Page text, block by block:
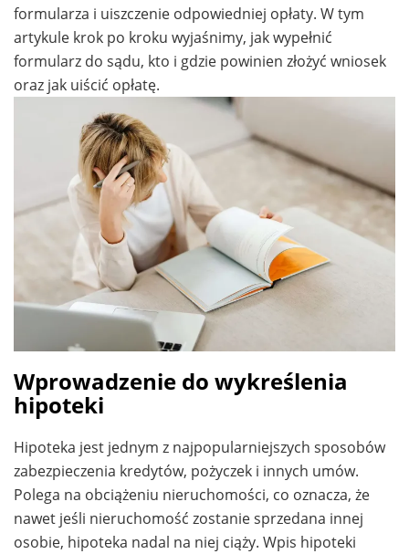
formularza i uiszczenie odpowiedniej opłaty. W tym
artykule krok po kroku wyjaśnimy, jak wypełnić
formularz do sądu, kto i gdzie powinien złożyć wniosek
oraz jak uiścić opłatę.
Wprowadzenie do wykreślenia
hipoteki
Hipoteka jest jednym z najpopularniejszych sposobów
zabezpieczenia kredytów, pożyczek i innych umów.
Polega na obciążeniu nieruchomości, co oznacza, że
nawet jeśli nieruchomość zostanie sprzedana innej
osobie, hipoteka nadal na niej ciąży. Wpis hipoteki